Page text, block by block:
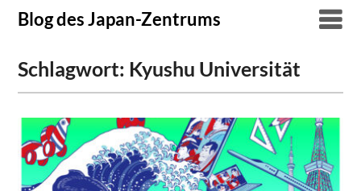
SkipBlog des Japan-Zentrums
Schlagwort: Kyushu Universität